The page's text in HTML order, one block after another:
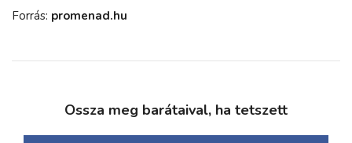
Forrás: promenad.hu
Ossza meg barátaival, ha tetszett